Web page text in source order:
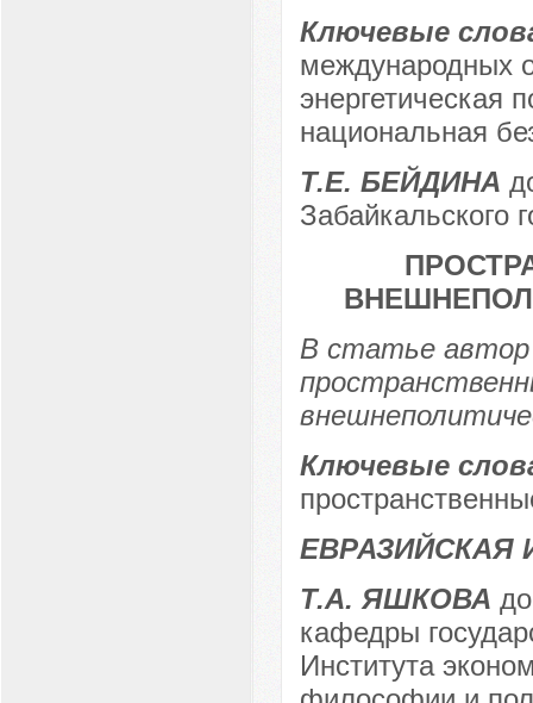
Ключевые
международных
энергетическая
национальная
Т.Е. БЕЙДИНА
Забайкальского
В статье автор
Ключевые
ЕВРАЗИЙСКАЯ
Т.А. ЯШКОВА
кафедры
Института